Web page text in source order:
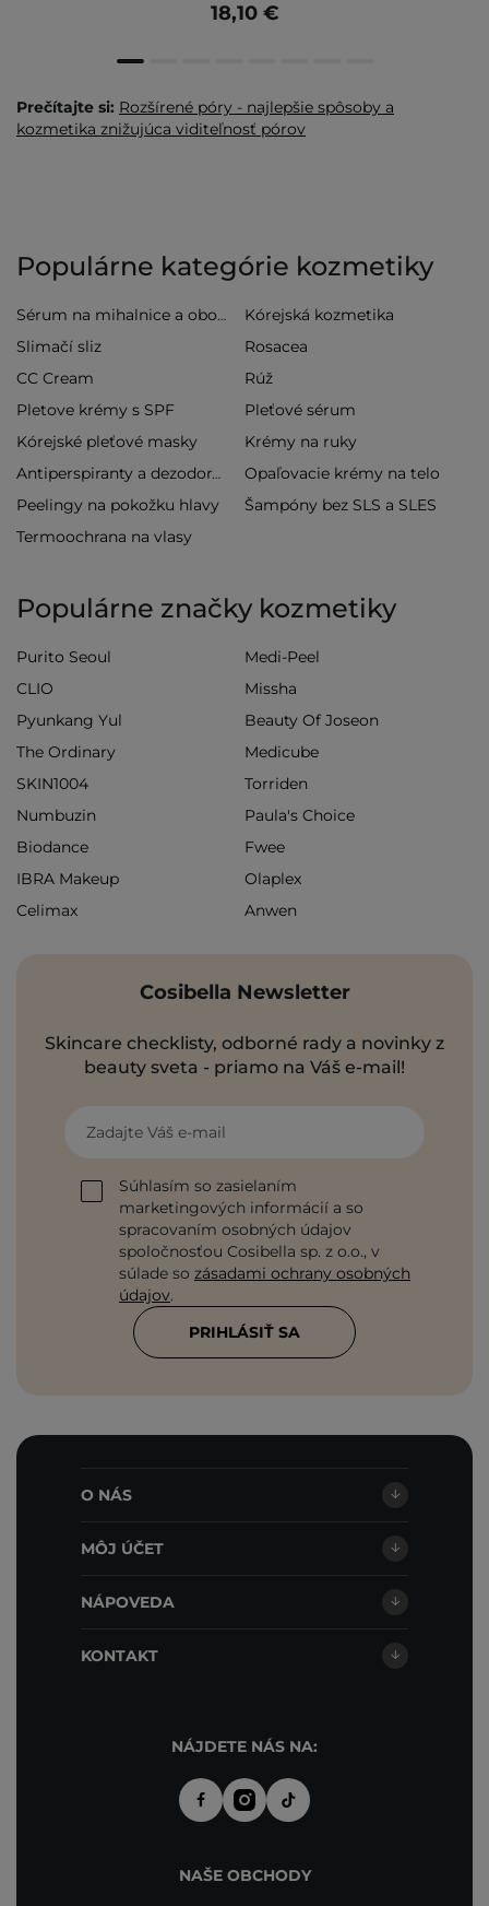
18,10 €
Prečítajte si: Rozšírené póry - najlepšie spôsoby a
kozmetika znižujúca viditeľnosť pórov
Populárne kategórie kozmetiky
Sérum na mihalnice a obočie
Kórejská kozmetika
Slimačí sliz
Rosacea
CC Cream
Rúž
Pletove krémy s SPF
Pleťové sérum
Kórejské pleťové masky
Krémy na ruky
Antiperspiranty a dezodoranty
Opaľovacie krémy na telo
Peelingy na pokožku hlavy
Šampóny bez SLS a SLES
Termoochrana na vlasy
Populárne značky kozmetiky
Purito Seoul
Medi-Peel
CLIO
Missha
Pyunkang Yul
Beauty Of Joseon
The Ordinary
Medicube
SKIN1004
Torriden
Numbuzin
Paula's Choice
Biodance
Fwee
IBRA Makeup
Olaplex
Celimax
Anwen
Cosibella Newsletter
Skincare checklisty, odborné rady a novinky z
beauty sveta - priamo na Váš e-mail!
Zadajte Váš e-mail
Súhlasím so zasielaním
marketingových informácií a so
spracovaním osobných údajov
spoločnosťou Cosibella sp. z o.o., v
súlade so zásadami ochrany osobných
údajov.
PRIHLÁSIŤ SA
O NÁS
MÔJ ÚČET
NÁPOVEDA
KONTAKT
NÁJDETE NÁS NA:
NAŠE OBCHODY